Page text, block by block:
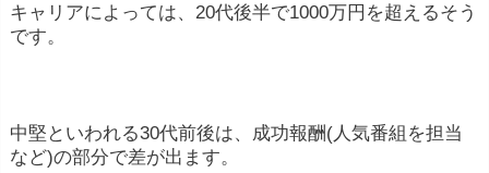
キャリアによっては、20代後半で1000万円を超えるそう
です。
中堅といわれる30代前後は、成功報酬(人気番組を担当
など)の部分で差が出ます。